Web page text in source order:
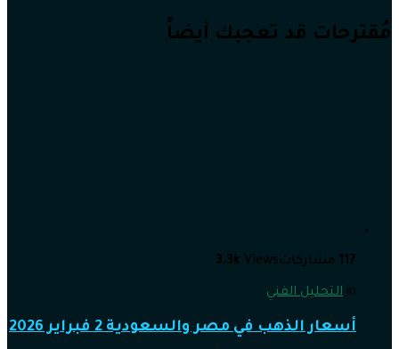
مُقترحات قد تعجبك أيضاً
117 مشاركات 3.3k Views
in التحليل الفني
أسعار الذهب في مصر والسعودية 2 فبراير 2026